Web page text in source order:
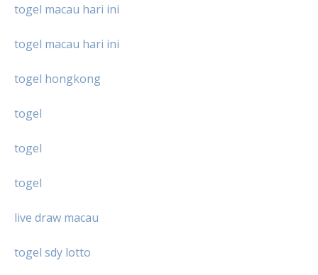
togel macau hari ini
togel macau hari ini
togel hongkong
togel
togel
togel
live draw macau
togel sdy lotto